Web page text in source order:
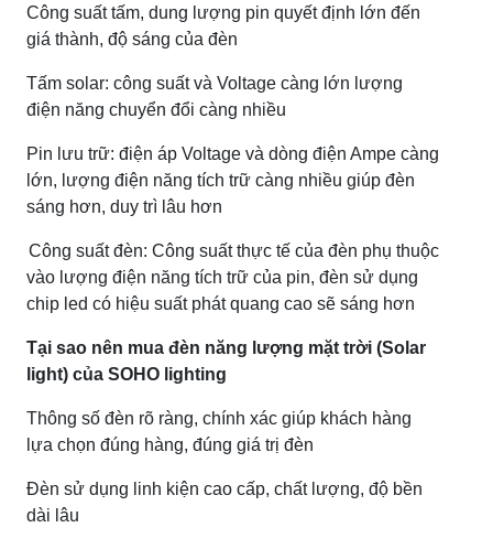
Công suất tấm, dung lượng pin quyết định lớn đến
giá thành, độ sáng của đèn
Tấm solar: công suất và Voltage càng lớn lượng
điện năng chuyển đổi càng nhiều
Pin lưu trữ: điện áp Voltage và dòng điện Ampe càng
lớn, lượng điện năng tích trữ càng nhiều giúp đèn
sáng hơn, duy trì lâu hơn
Công suất đèn: Công suất thực tế của đèn phụ thuộc
vào lượng điện năng tích trữ của pin, đèn sử dụng
chip led có hiệu suất phát quang cao sẽ sáng hơn
Tại sao nên mua đèn năng lượng mặt trời (Solar
light) của SOHO lighting
Thông số đèn rõ ràng, chính xác giúp khách hàng
lựa chọn đúng hàng, đúng giá trị đèn
Đèn sử dụng linh kiện cao cấp, chất lượng, độ bền
dài lâu